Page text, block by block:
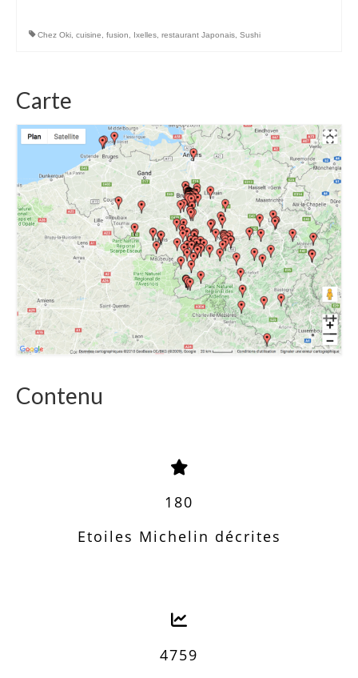
Chez Oki cuisine fusion Ixelles restaurant Japonais Sushi
Carte
Contenu
180
Etoiles Michelin décrites
4759